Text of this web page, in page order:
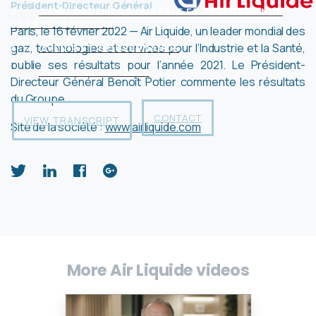
Président-Directeur Général
Paris, le 16 février 2022 — Air Liquide, un leader mondial des
gaz, technologies et services pour l’Industrie et la Santé,
publie ses résultats pour l’année 2021. Le Président-
Directeur Général Benoît Potier commente les résultats
du Groupe.
Site de la société :www.airliquide.com
3
DÉVELOPPEMENT DURABLE ET PERFORMANCE
EXTRA-FINANCIÈRE
4
AVENIR ET GOUVERNANCE
5
PERSPECTIVES 2022
VIEW TRANSCRIPT CONTACT
More Air Liquide videos